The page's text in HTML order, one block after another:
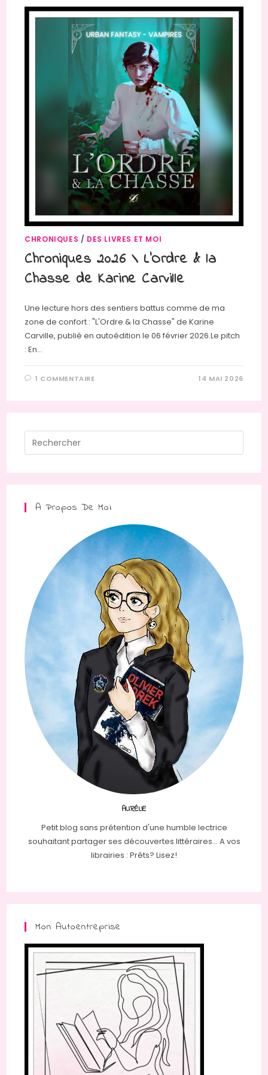
CHRONIQUES / DES LIVRES ET MOI
Chroniques 2026 \ L’Ordre & la
Chasse de Karine Carville
Une lecture hors des sentiers battus comme de ma
zone de confort : "L'Ordre & la Chasse" de Karine
Carville, publié en autoédition le 06 février 2026.Le pitch
: En…
1 COMMENTAIRE 14 MAI 2026
A Propos De Moi
AURÉLIE
Petit blog sans prétention d'une humble lectrice
souhaitant partager ses découvertes littéraires... A vos
librairies : Prêts? Lisez!
Mon Autoentreprise